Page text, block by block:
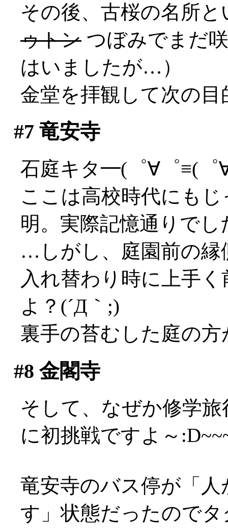
その後、古桜の名所
ゥトン つぼみでまだ
はいましたが…）
金堂を拝観して次の目
#7 竜安寺
石庭キタ━(゜∀゜≡(
ここは高校時代にも
明。実際記憶通りでし
…しがし、庭園前の縁
入れ替わり時に上手
よ？(´Д｀;)
裏手の苔むした庭の
#8 金閣寺
そして、なぜか修学
に初挑戦ですよ～
竜安寺のバス停が「
す」状態だったので